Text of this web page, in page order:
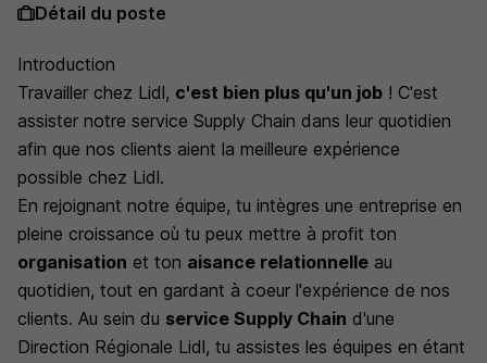
Détail du poste
Introduction
Travailler chez Lidl, c'est bien plus qu'un job ! C'est
assister notre service Supply Chain dans leur quotidien
afin que nos clients aient la meilleure expérience
possible chez Lidl.
En rejoignant notre équipe, tu intègres une entreprise en
pleine croissance où tu peux mettre à profit ton
organisation et ton aisance relationnelle au
quotidien, tout en gardant à coeur l'expérience de nos
clients. Au sein du service Supply Chain d'une
Direction Régionale Lidl, tu assistes les équipes en étant